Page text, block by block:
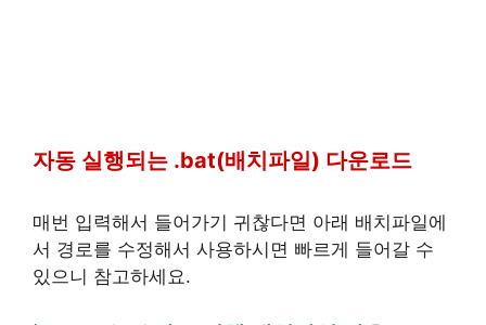
자동 실행되는 .bat(배치파일) 다운로드
매번 입력해서 들어가기 귀찮다면 아래 배치파일에
서 경로를 수정해서 사용하시면 빠르게 들어갈 수
있으니 참고하세요.